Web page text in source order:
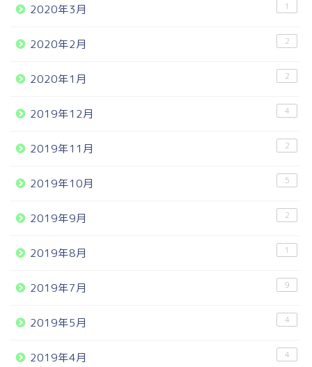
2020年3月 1
2020年2月 2
2020年1月 2
2019年12月 4
2019年11月 2
2019年10月 5
2019年9月 2
2019年8月 1
2019年7月 9
2019年5月 4
2019年4月 4